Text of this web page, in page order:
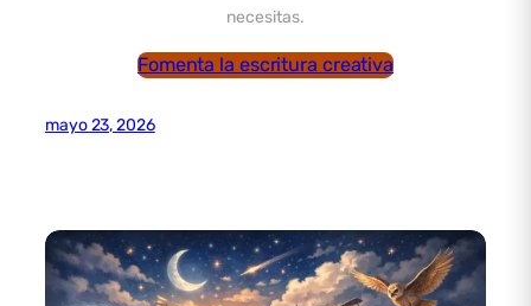
necesitas.
Fomenta la escritura creativa
mayo 23, 2026